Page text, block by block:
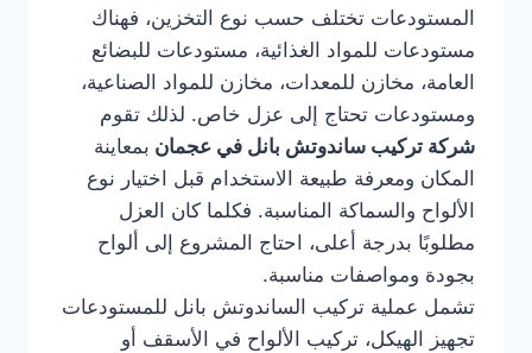
المستودعات تختلف حسب نوع التخزين، فهناك
مستودعات للمواد الغذائية، مستودعات للبضائع
العامة، مخازن للمعدات، مخازن للمواد الصناعية،
ومستودعات تحتاج إلى عزل خاص. لذلك تقوم
شركة تركيب ساندوتش بانل في عجمان بمعاينة
المكان ومعرفة طبيعة الاستخدام قبل اختيار نوع
الألواح والسماكة المناسبة. فكلما كان العزل
مطلوبًا بدرجة أعلى، احتاج المشروع إلى ألواح
بجودة ومواصفات مناسبة.
تشمل عملية تركيب الساندوتش بانل للمستودعات
تجهيز الهيكل، تركيب الألواح في الأسقف أو